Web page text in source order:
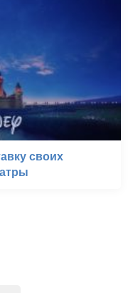
своих